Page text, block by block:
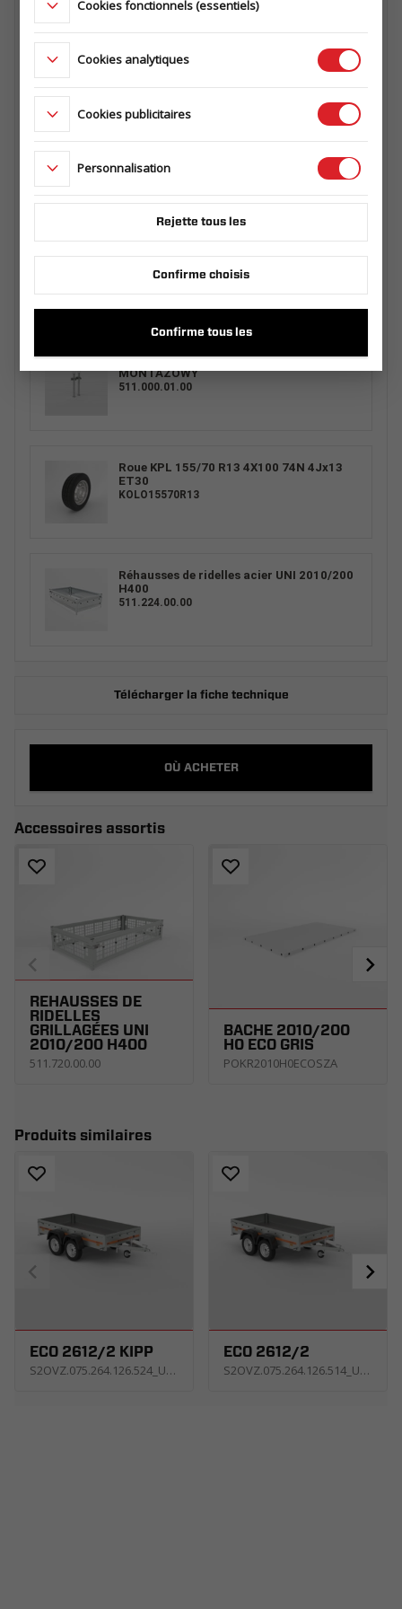
BÂCHE + ARCEAUX 2010/200 H800 ECO
511.300.00.00_ECOSZA
Traverse d'arceau W1000 H0
PODPORA RSR 2 SZT. plus ZESTAW
MONTAŻOWY
511.000.01.00
Roue KPL 155/70 R13 4X100 74N 4Jx13
ET30
KOLO15570R13
Réhausses de ridelles acier UNI 2010/200
H400
511.224.00.00
Télécharger la fiche technique
OÙ ACHETER
Accessoires assortis
RÉHAUSSES DE
RIDELLES
GRILLAGÉES UNI
2010/200 H400
511.720.00.00
BÂCHE 2010/200
H0 ECO GRIS
POKR2010H0ECOSZA
Produits similaires
ECO 2612/2 KIPP
S2OVZ.075.264.126.524_USNE
ECO 2612/2
S2OVZ.075.264.126.514_USNE
Cookies fonctionnels (essentiels)
Cookies analytiques
Cookies publicitaires
Personnalisation
Rejette tous les
Confirme choisis
Confirme tous les